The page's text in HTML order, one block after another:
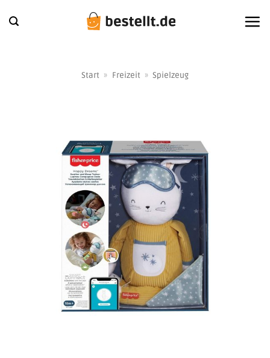
Inhalt
Start » Freizeit » Spielzeug